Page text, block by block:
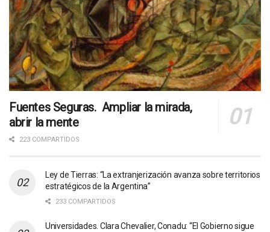
Fuentes Seguras. Ampliar la mirada,
abrir la mente
223 COMPARTIDOS
Ley de Tierras: “La extranjerización avanza sobre territorios
estratégicos de la Argentina”
233 COMPARTIDOS
Universidades. Clara Chevalier, Conadu: “El Gobierno sigue